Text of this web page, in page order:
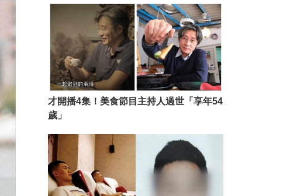
才開播4集！美食節目主持人過世「享年54
歲」